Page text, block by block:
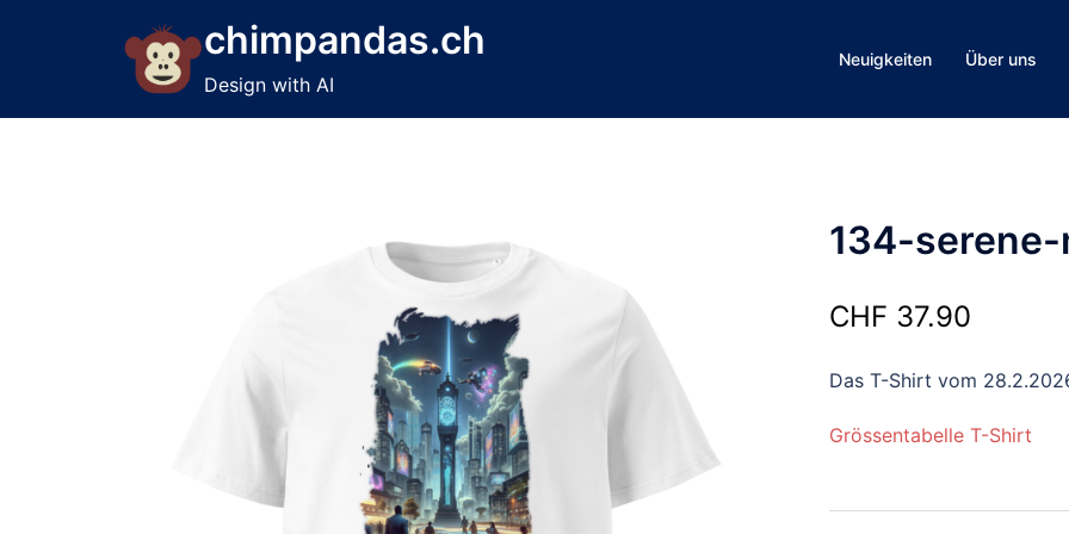
chimpandas.ch
Design with AI
Neuigkeiten Über uns
134-
CHF 37.90
Das T-Shirt vom
Grössentabelle T-Shirt